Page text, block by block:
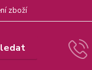
zboží